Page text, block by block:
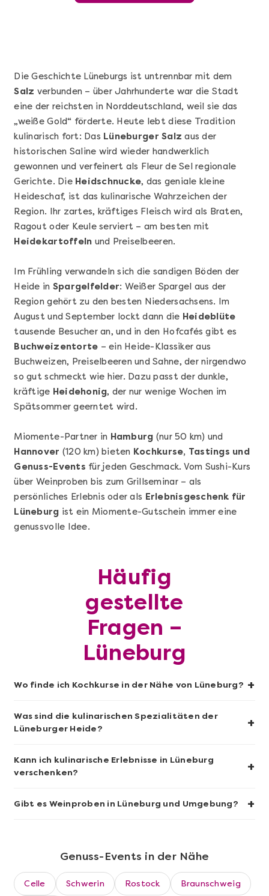
Mehr anzeigen
Wunderschöner Weinabend
Mehr anzeigen
Sushi Basic Kurs Bonn
Geschenkbox 100€
Sushi-Kochkurs@Home
Die Geschichte Lüneburgs ist untrennbar mit dem
Salz verbunden – über Jahrhunderte war die Stadt
eine der reichsten in Norddeutschland, weil sie das
„weiße Gold“ förderte. Heute lebt diese Tradition
kulinarisch fort: Das Lüneburger Salz aus der
historischen Saline wird wieder handwerklich
gewonnen und verfeinert als Fleur de Sel regionale
Gerichte. Die Heidschnucke, das geniale kleine
Heideschaf, ist das kulinarische Wahrzeichen der
Region. Ihr zartes, kräftiges Fleisch wird als Braten,
Ragout oder Keule serviert – am besten mit
Heidekartoffeln und Preiselbeeren.
Im Frühling verwandeln sich die sandigen Böden der
Heide in Spargelfelder: Weißer Spargel aus der
Region gehört zu den besten Niedersachsens. Im
August und September lockt dann die Heideblüte
tausende Besucher an, und in den Hofcafés gibt es
Buchweizentorte – ein Heide-Klassiker aus
Buchweizen, Preiselbeeren und Sahne, der nirgendwo
so gut schmeckt wie hier. Dazu passt der dunkle,
kräftige Heidehonig, der nur wenige Wochen im
Spätsommer geerntet wird.
Miomente-Partner in Hamburg (nur 50 km) und
Hannover (120 km) bieten Kochkurse, Tastings und
Genuss-Events für jeden Geschmack. Vom Sushi-Kurs
über Weinproben bis zum Grillseminar – als
persönliches Erlebnis oder als Erlebnisgeschenk für
Lüneburg ist ein Miomente-Gutschein immer eine
genussvolle Idee.
Häufig
gestellte
Fragen –
Lüneburg
Wo finde ich Kochkurse in der Nähe von Lüneburg? +
Was sind die kulinarischen Spezialitäten der
Lüneburger Heide?
+
Kann ich kulinarische Erlebnisse in Lüneburg
verschenken?
+
Gibt es Weinproben in Lüneburg und Umgebung? +
Genuss-Events in der Nähe
Celle Schwerin Rostock Braunschweig